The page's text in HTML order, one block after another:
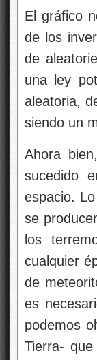
El gráfico
de los
de
una ley
aleatoria,
siendo un
Ahora
sucedido
espacio.
se
los
cualquier
de
es
podemos
Tierra-